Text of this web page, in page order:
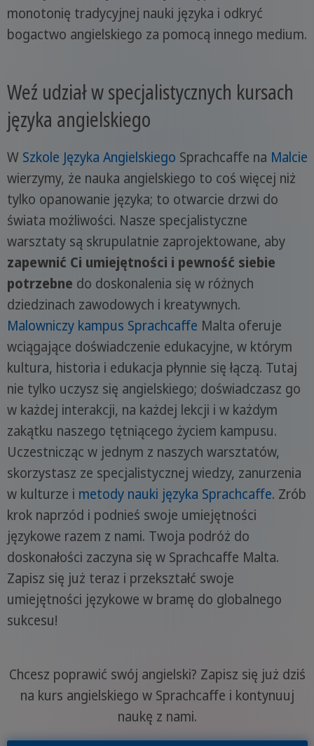
monotonię tradycyjnej nauki języka i odkryć
bogactwo angielskiego za pomocą innego medium.
Weź udział w specjalistycznych kursach
języka angielskiego
W Szkole Języka Angielskiego Sprachcaffe na Malcie
wierzymy, że nauka angielskiego to coś więcej niż
tylko opanowanie języka; to otwarcie drzwi do
świata możliwości. Nasze specjalistyczne
warsztaty są skrupulatnie zaprojektowane, aby
zapewnić Ci umiejętności i pewność siebie
potrzebne do doskonalenia się w różnych
dziedzinach zawodowych i kreatywnych.
Malowniczy kampus Sprachcaffe Malta oferuje
wciągające doświadczenie edukacyjne, w którym
kultura, historia i edukacja płynnie się łączą. Tutaj
nie tylko uczysz się angielskiego; doświadczasz go
w każdej interakcji, na każdej lekcji i w każdym
zakątku naszego tętniącego życiem kampusu.
Uczestnicząc w jednym z naszych warsztatów,
skorzystasz ze specjalistycznej wiedzy, zanurzenia
w kulturze i metody nauki języka Sprachcaffe. Zrób
krok naprzód i podnieś swoje umiejętności
językowe razem z nami. Twoja podróż do
doskonałości zaczyna się w Sprachcaffe Malta.
Zapisz się już teraz i przekształć swoje
umiejętności językowe w bramę do globalnego
sukcesu!
Chcesz poprawić swój angielski? Zapisz się już dziś
na kurs angielskiego w Sprachcaffe i kontynuuj
naukę z nami.